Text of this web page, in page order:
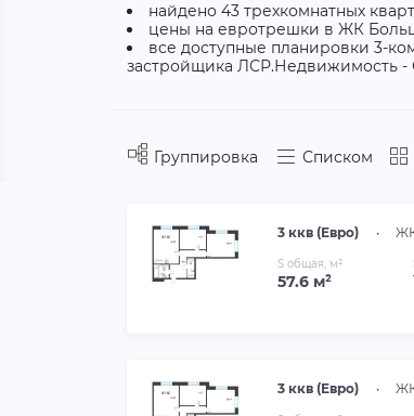
найдено 43 трехкомнатных
цены на евротрешки в ЖК
все доступные планировки 3-
застройщика ЛСР.Недвижимость -
Группировка Списком
3 ккв (Евро) •
S общая, м²
57.6 м²
3 ккв (Евро) •